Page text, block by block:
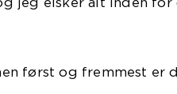
først og fremmest er